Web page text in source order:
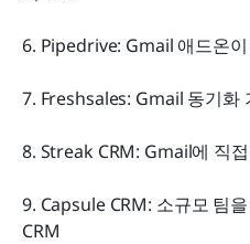
6. Pipedrive: Gmail 애드온
7. Freshsales: Gmail 동기화
8. Streak CRM: Gmail에 직
9. Capsule CRM: 소규모 팀
CRM